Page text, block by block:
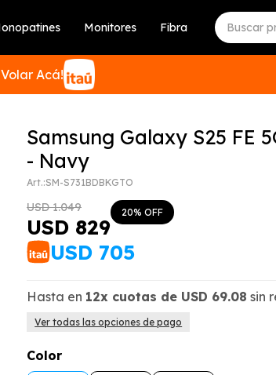
Monitores Fibra
Acá!
Samsung Galaxy S25 FE
- Navy
SM-S731BDBKGTO
USD 829
USD 1.049 20
USD 705
Hasta en 12x cuotas de USD 69.08 sin
Ver todas las opciones de pago
Color